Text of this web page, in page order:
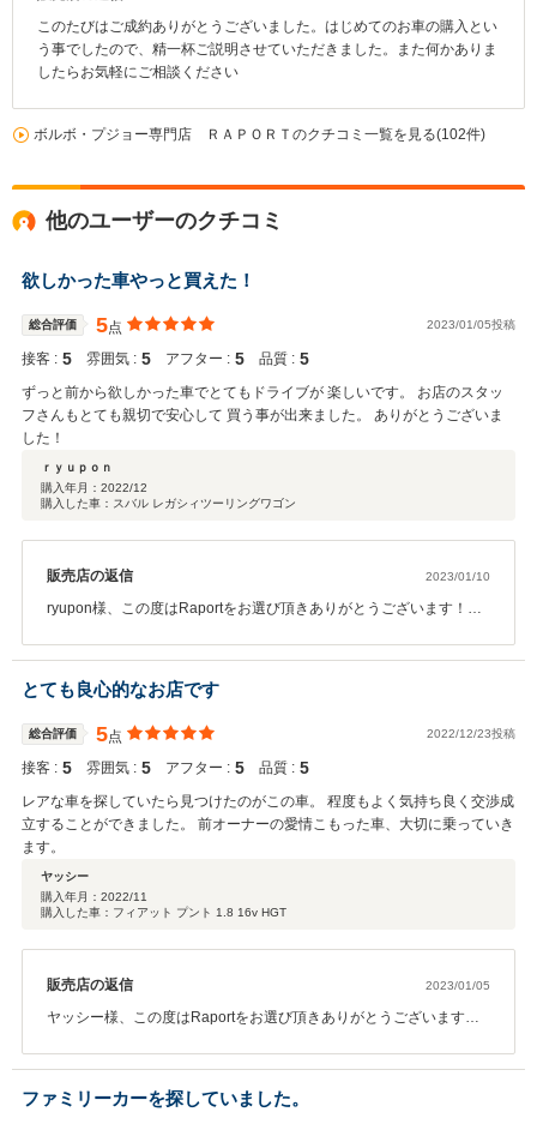
このたびはご成約ありがとうございました。はじめてのお車の購入とい
う事でしたので、精一杯ご説明させていただきました。また何かありま
したらお気軽にご相談ください
ボルボ・プジョー専門店 ＲＡＰＯＲＴのクチコミ一覧を見る(102件)
他のユーザーのクチコミ
欲しかった車やっと買えた！
総合評価 5点 2023/01/05投稿
接客 : 5 雰囲気 : 5 アフター : 5 品質 : 5
ずっと前から欲しかった車でとてもドライブが 楽しいです。 お店のスタッ
フさんもとても親切で安心して 買う事が出来ました。 ありがとうございま
した！
ｒｙｕｐｏｎ
購入年月： 2022/12
購入した車：スバル レガシィツーリングワゴン
販売店の返信 2023/01/10
ryupon様、この度はRaportをお選び頂きありがとうございます！ご
みください！
とても良心的なお店です
総合評価 5点 2022/12/23投稿
接客 : 5 雰囲気 : 5 アフター : 5 品質 : 5
レアな車を探していたら見つけたのがこの車。 程度もよく気持ち良く交渉成
立することができました。 前オーナーの愛情こもった車、大切に乗っていき
ます。
ヤッシー
購入年月： 2022/11
購入した車：フィアット プント 1.8 16v HGT
販売店の返信 2023/01/05
ヤッシー様、この度はRaportをお選び頂きありがとうございます！
ファミリーカーを探していました。